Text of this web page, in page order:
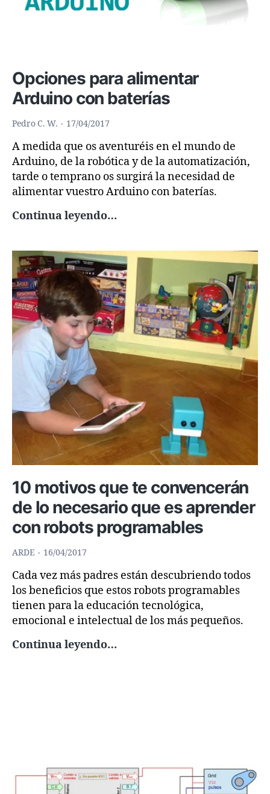
Opciones para alimentar
Arduino con baterías
Pedro C. W. 17/04/2017
A medida que os aventuréis en el mundo de
Arduino, de la robótica y de la automatización,
tarde o temprano os surgirá la necesidad de
alimentar vuestro Arduino con baterías.
Continua leyendo…Opciones
Arduino
con
baterías
10 motivos que te convencerán
de lo necesario que es aprender
con robots programables
ARDE 16/04/2017
Cada vez más padres están descubriendo todos
los beneficios que estos robots programables
tienen para la educación tecnológica,
emocional e intelectual de los más pequeños.
Continua leyendo…10
que
es